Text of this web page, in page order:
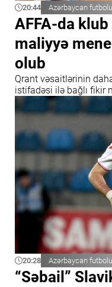
20:44 Azərbaycan futbolu
AFFA-da
maliyyə
olub
Qrant vəsaitlərinin
istifadəsi ilə bağlı fikir
20:28 Azərbaycan futbolu
“Səbail”